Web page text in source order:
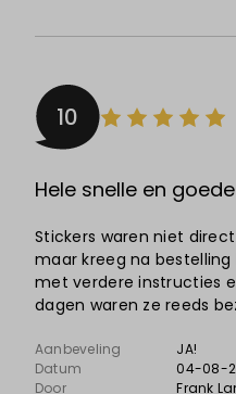
10
Hele snelle en
Stickers waren niet
maar kreeg na
met verdere instructies
dagen waren ze reeds
Aanbeveling
JA!
Datum
04-08-
Door
Frank